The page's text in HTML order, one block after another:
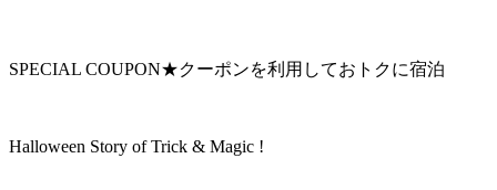
SPECIAL COUPON★クーポンを利用しておトクに宿泊
Halloween Story of Trick & Magic !